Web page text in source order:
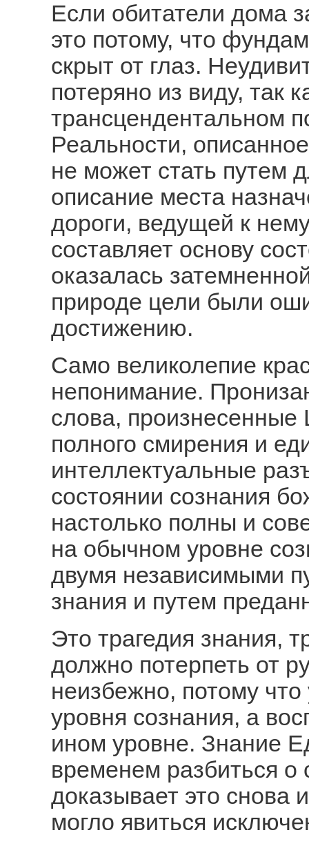
Если обитатели дома
это потому, что
скрыт от глаз.
потеряно из виду, так
трансцендентальном
Реальности,
не может стать путем
описание места
дороги, ведущей к
составляет основу
оказалась
природе цели были
достижению.
Само великолепие
непонимание.
слова,
полного смирения и
интеллектуальные
состоянии сознания
настолько полны и
на обычном уровне
двумя независимыми
знания и путем
Это трагедия знания,
должно потерпеть от
неизбежно, потому что
уровня сознания, а
ином уровне. Знание
временем разбиться о
доказывает это
могло явиться